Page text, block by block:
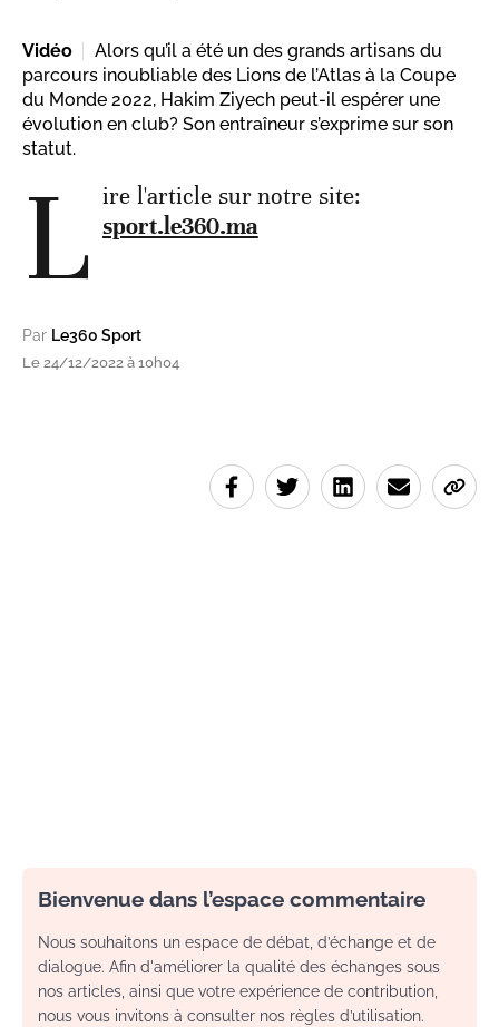
Vidéo
Alors qu’il a été un des grands artisans du
parcours inoubliable des Lions de l’Atlas à la Coupe
du Monde 2022, Hakim Ziyech peut-il espérer une
évolution en club? Son entraîneur s’exprime sur son
statut.
L ire l'article sur notre site:
sport.le360.ma
Par Le360 Sport
Le 24/12/2022 à 10h04
Bienvenue dans l’espace commentaire
Nous souhaitons un espace de débat, d’échange et de
dialogue. Afin d'améliorer la qualité des échanges sous
nos articles, ainsi que votre expérience de contribution,
nous vous invitons à consulter nos règles d’utilisation.